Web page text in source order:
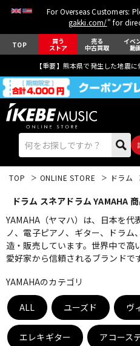
For Overseas Customers:
gakki.com/" for
TOP 買う
ストア
売る
中古買取
イベ
動
【重要】熊本県で発生した地震
エレキギター
ドラム
TOP ONLINE STORE ドラム
ドラム スネアドラム YAMAHA
YAMAHA（ヤマハ）は、日本を代
ノ、電子ピアノ、ギター、ドラム
造・販売しています。世界中で高
愛好家から信頼されるブランドです
YAMAHAのカテゴリ
ALL ユーズド ヴ
エレキギター アコース